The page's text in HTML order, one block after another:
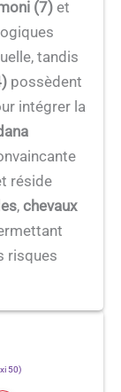
(7) et
tandis
possèdent
intégrer la
réside
, chevaux
risques
50)